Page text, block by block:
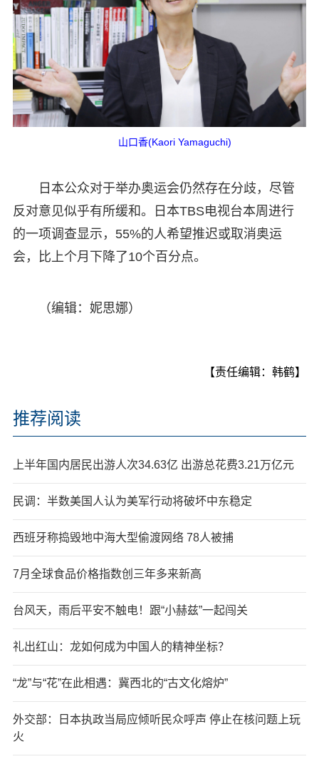
山口香(Kaori Yamaguchi)
日本公众对于举办奥运会仍然存在分歧，尽管
反对意见似乎有所缓和。日本TBS电视台本周进行
的一项调查显示，55%的人希望推迟或取消奥运
会，比上个月下降了10个百分点。
（编辑：妮思娜）
【责任编辑：韩鹤】
推荐阅读
上半年国内居民出游人次34.63亿 出游总花费3.21万亿元
民调：半数美国人认为美军行动将破坏中东稳定
西班牙称捣毁地中海大型偷渡网络 78人被捕
7月全球食品价格指数创三年多来新高
台风天，雨后平安不触电！跟“小赫兹”一起闯关
礼出红山：龙如何成为中国人的精神坐标？
“龙”与“花”在此相遇：冀西北的“古文化熔炉”
外交部：日本执政当局应倾听民众呼声 停止在核问题上玩
火